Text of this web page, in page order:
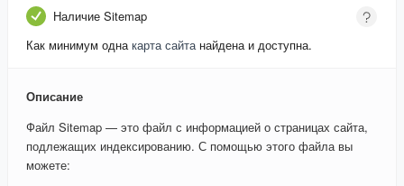
Наличие Sitemap
Как минимум однакарта сайтанайдена и доступна.
Описание
Файл Sitemap — это файл с информацией о страницах сайта,
подлежащих индексированию. С помощью этого файла вы
можете: